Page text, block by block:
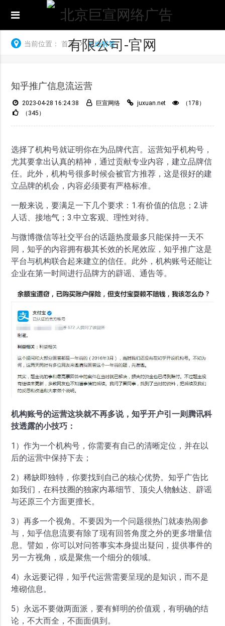
当前位置： 首页 疑难解答
知乎推广信息流运营
2023-04-28 16:24:38 巨宣网络 juxuan.net
（178）
（345）
选择了机构号就证明你在为品牌代言。运营知乎机构号，
尤其要拿出认真的精神，通过贡献专业内容，建立品牌信
任。此外，机构号很多时候会被官方推荐，这是很好的建
立品牌的机会，内容必须要有严格标准。
一般来说，要满足一下几个要求：1.有价值的信息；2.讲
人话、接地气；3.中立客观、理性对待。
与微博微信等社交平台的话题热度最多只能保持一天不
同，知乎的内容拥有极其长效的长尾效应，知乎推广这是
平台与机构联合起来建立的信任。此外，机构账号还能让
企业在第一时间进行品牌方的辟谣、通告等。
机构账号的运营这块就不再多说，知乎开户引一则腾讯科
技透露的小技巧：
1）作为一个机构号，你需要有自己的清晰定位，并在以
后的运营中保持下去；
2）稀缺即独特，你要找到自己的核心优势。知乎广告比
如我们，在科技圈的独家内幕细节、顶尖人物触达、辟谣
与还原三个方面更擅长。
3）再多一个视角。不要因为一个问题很热门就凑热闹参
与，知乎信息流要有除了现有回答角度之外的更多增量信
息。譬如，你可以对问答事实本身提出疑问，提供事件的
另一方视角，或是聚焦一个细分的领域。
4）永远要记得，知乎代运营需要呈现的是知识，而不是
堆砌信息。
5）永远不要做两面派，要有鲜明的价值观，有明确的结
论，不大而全，不面面俱到。